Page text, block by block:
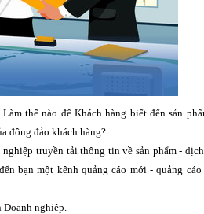
thế nào để Khách hàng biết đến sản
đông đảo khách hàng?
truyền tải thông tin về sản phẩm -
bạn một kênh quảng cáo mới - quảng
Doanh nghiệp.